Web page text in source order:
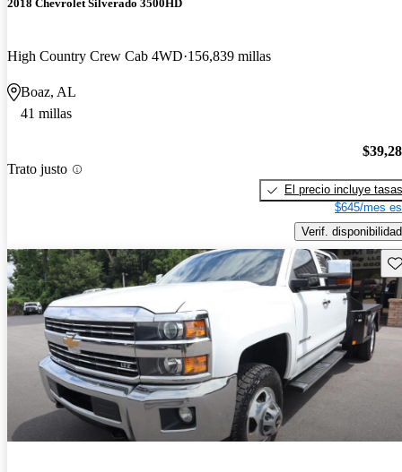
2018 Chevrolet Silverado 3500HD
High Country Crew Cab 4WD 156,839 millas
Boaz, AL
41 millas
Trato justo
El precio incluye tasas
$645/mes
Verif. disponibilidad